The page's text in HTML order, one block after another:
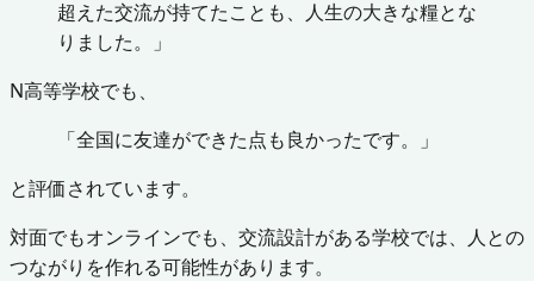
超えた交流が持てたことも、人生の大きな糧とな
りました。」
N高等学校でも、
「全国に友達ができた点も良かったです。」
と評価されています。
対面でもオンラインでも、交流設計がある学校では、人との
つながりを作れる可能性があります。